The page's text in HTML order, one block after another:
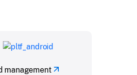
management